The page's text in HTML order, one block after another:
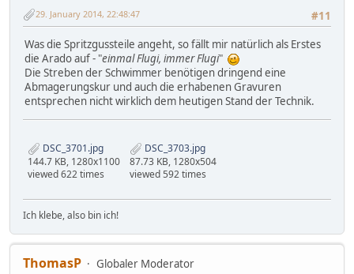
#11
29. January 2014, 22:48:47
Was die Spritzgussteile angeht, so fällt mir natürlich als Erstes
die Arado auf - "einmal Flugi, immer Flugi"
Die Streben der Schwimmer benötigen dringend eine
Abmagerungskur und auch die erhabenen Gravuren
entsprechen nicht wirklich dem heutigen Stand der Technik.
DSC_3701.jpg
144.7 KB, 1280x1100
viewed 622 times
DSC_3703.jpg
87.73 KB, 1280x504
viewed 592 times
Ich klebe, also bin ich!
ThomasP
Globaler Moderator